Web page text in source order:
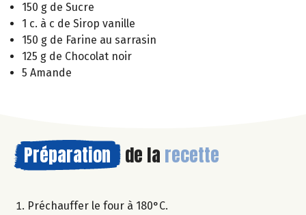
150 g de Sucre
1 c. à c de Sirop vanille
150 g de Farine au sarrasin
125 g de Chocolat noir
5 Amande
Préparation de la recette
Préchauffer le four à 180°C.